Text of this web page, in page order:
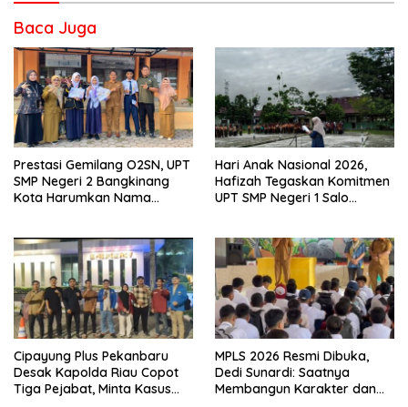
Baca Juga
Prestasi Gemilang O2SN, UPT
SMP Negeri 2 Bangkinang
Kota Harumkan Nama
Hari Anak Nasional 2026,
Hafizah Tegaskan Komitmen
UPT SMP Negeri 1 Salo
Cipayung Plus Pekanbaru
Desak Kapolda Riau Copot
Tiga Pejabat, Minta Kasus
MPLS 2026 Resmi Dibuka,
Dedi Sunardi: Saatnya
Membangun Karakter dan